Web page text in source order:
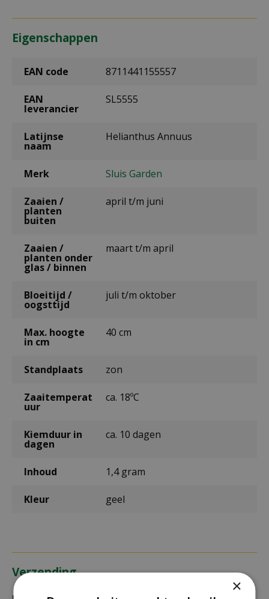
Eigenschappen
EAN code 8711441155557
EAN
leverancier
SL5555
Latijnse
naam
Helianthus Annuus
Merk Sluis Garden
Zaaien /
planten
buiten
april t/m juni
Zaaien /
planten onder
glas / binnen
maart t/m april
Bloeitijd /
oogsttijd
juli t/m oktober
Max. hoogte
in cm
40 cm
Standplaats zon
Zaaitemperat
uur
ca. 18ºC
Kiemduur in
dagen
ca. 10 dagen
Inhoud 1,4 gram
Kleur geel
Verzending
×